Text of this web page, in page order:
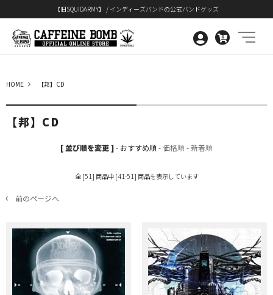
【旧SQUIDARMY】 / インディーズバンドの公式バンドグッズ
0
HOME 【邦】CD
【邦】CD
[ 並び順を変更 ]- おすすめ順-価格順 -新着順
全 [51] 商品中 [41-51] 商品を表示しています
前のページへ